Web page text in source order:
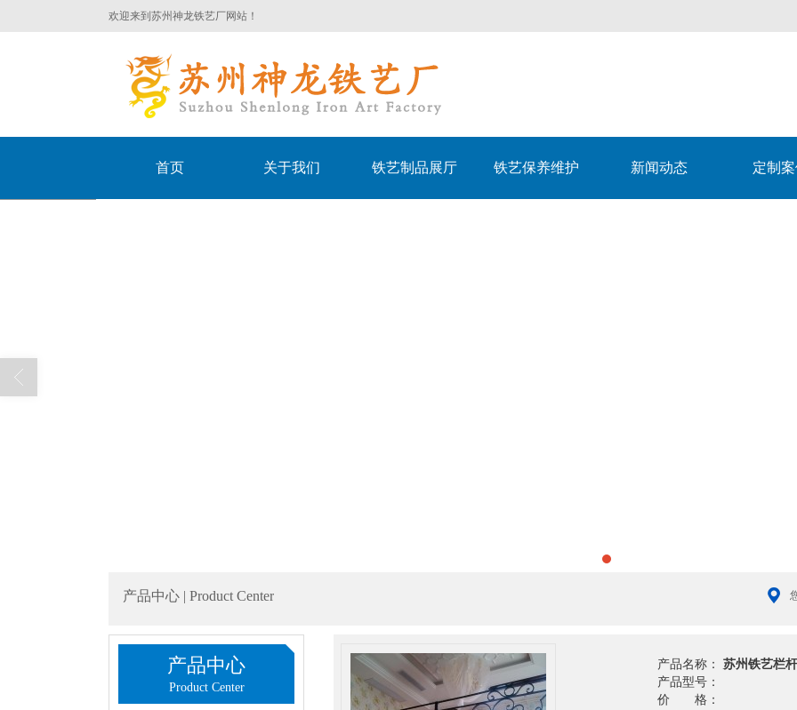
欢迎来到苏州神龙铁艺厂网站！
首页 关于我们 铁艺制品展厅 铁艺保养维护 新闻动态 定制
产品中心 | Product Center
产品中心
Product Center
产品名称：苏州铁艺栏
产品型号：
价 格：